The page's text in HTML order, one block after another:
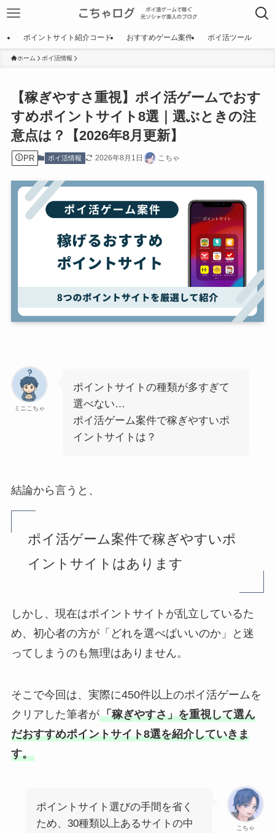
ポイントサイト紹介コード おすすめゲーム案件 ポイ活ツール
ホーム ポイ活情報
【稼ぎやすさ重視】ポイ活ゲームでおす
すめポイントサイト8選｜選ぶときの注
意点は？【2026年8月更新】
PR ポイ活情報 2026年8月1日 こちゃ
ミニこちゃ
ポイントサイトの種類が多すぎて
選べない…
ポイ活ゲーム案件で稼ぎやすいポ
イントサイトは？
結論から言うと、
ポイ活ゲーム案件で稼ぎやすいポ
イントサイトはあります
しかし、現在はポイントサイトが乱立しているた
め、初心者の方が「どれを選べばいいのか」と迷
ってしまうのも無理はありません。
そこで今回は、実際に450件以上のポイ活ゲームを
クリアした筆者が「稼ぎやすさ」を重視して選ん
だおすすめポイントサイト8選を紹介していきま
す。
こちゃ
ポイントサイト選びの手間を省く
ため、30種類以上あるサイトの中